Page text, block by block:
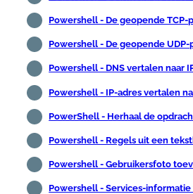
Powershell - De geopende
Powershell - De geopende
Powershell - DNS vertalen naar
Powershell - IP-adres vertalen
PowerShell - Herhaal de
Powershell - Regels uit een
Powershell - Gebruikersfoto
Powershell - Services-